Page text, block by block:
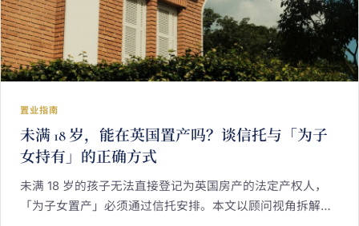
置业指南
未满 18 岁，能在英国置产吗？谈信托与「为子
女持有」的正确方式
未满 18 岁的孩子无法直接登记为英国房产的法定产权人，
「为子女置产」必须通过信托安排。本文以顾问视角拆解法